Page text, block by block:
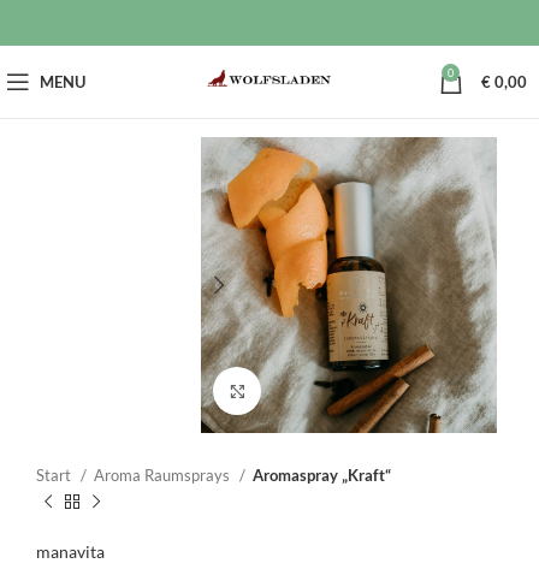
MENU 0 €0,00
Click to enlarge
Start Aroma Raumsprays Aromaspray „Kraft“
manavita